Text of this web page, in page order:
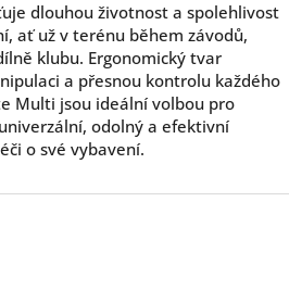
dlouhou životnost a spolehlivost
ať už v terénu během závodů,
klubu. Ergonomický tvar
a přesnou kontrolu každého
Multi jsou ideální volbou pro
odolný a efektivní
o své vybavení.